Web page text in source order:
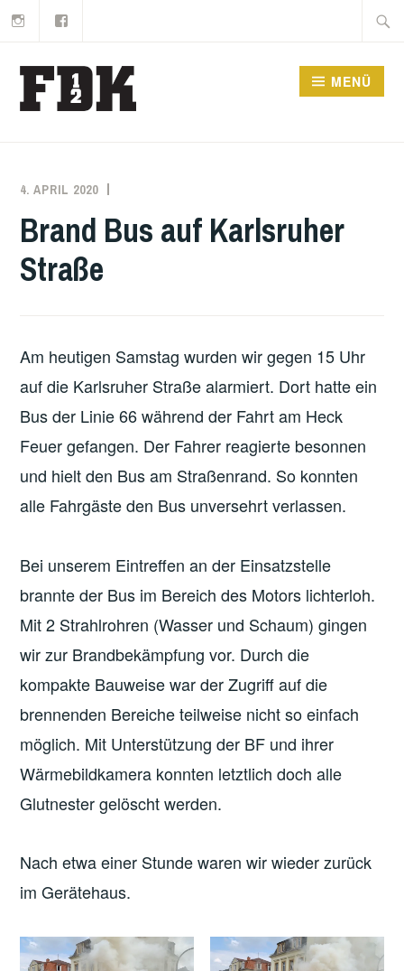
Zum
springen
Suche
MENÜ
4. APRIL 2020
Brand Bus auf Karlsruher
Straße
Am heutigen Samstag wurden wir gegen 15 Uhr
auf die Karlsruher Straße alarmiert. Dort hatte ein
Bus der Linie 66 während der Fahrt am Heck
Feuer gefangen. Der Fahrer reagierte besonnen
und hielt den Bus am Straßenrand. So konnten
alle Fahrgäste den Bus unversehrt verlassen.
Bei unserem Eintreffen an der Einsatzstelle
brannte der Bus im Bereich des Motors lichterloh.
Mit 2 Strahlrohren (Wasser und Schaum) gingen
wir zur Brandbekämpfung vor. Durch die
kompakte Bauweise war der Zugriff auf die
brennenden Bereiche teilweise nicht so einfach
möglich. Mit Unterstützung der BF und ihrer
Wärmebildkamera konnten letztlich doch alle
Glutnester gelöscht werden.
Nach etwa einer Stunde waren wir wieder zurück
im Gerätehaus.